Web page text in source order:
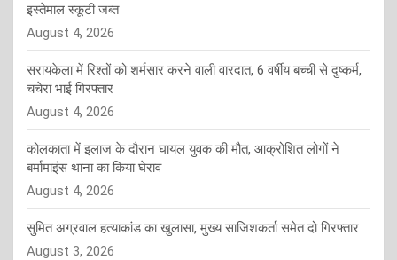
इस्तेमाल स्कूटी जब्त
August 4, 2026
सरायकेला में रिश्तों को शर्मसार करने वाली वारदात, 6 वर्षीय बच्ची से दुष्कर्म,
चचेरा भाई गिरफ्तार
August 4, 2026
कोलकाता में इलाज के दौरान घायल युवक की मौत, आक्रोशित लोगों ने
बर्मामाइंस थाना का किया घेराव
August 4, 2026
सुमित अग्रवाल हत्याकांड का खुलासा, मुख्य साजिशकर्ता समेत दो गिरफ्तार
August 3, 2026